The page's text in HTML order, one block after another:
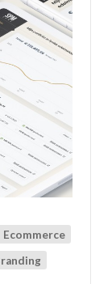
Ecommerce